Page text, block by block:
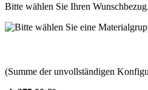
Bitte wählen Sie Ihren Wunschbezug.
(Summe der unvollständigen